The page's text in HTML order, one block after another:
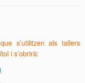
s’utilitzen als tallers
i s’obrirà: